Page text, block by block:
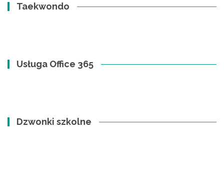
Taekwondo
Usługa Office 365
Dzwonki szkolne